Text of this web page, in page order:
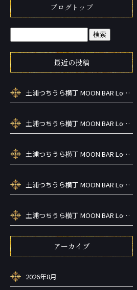
ブログトップ
最近の投稿
土浦つちうら横丁 MOON BAR Lounge ーズメントBAR シーシャカラ オケお酒
土浦つちうら横丁 MOON BAR Lounge ーズメントBAR シーシャカラ オケお酒
土浦つちうら横丁 MOON BAR Lounge ーズメントBAR シーシャカラ オケお酒
土浦つちうら横丁 MOON BAR Lounge ーズメントBAR シーシャカラ オケお酒
土浦つちうら横丁 MOON BAR Lounge ーズメントBAR シーシャカラ オケお酒
アーカイブ
2026年8月